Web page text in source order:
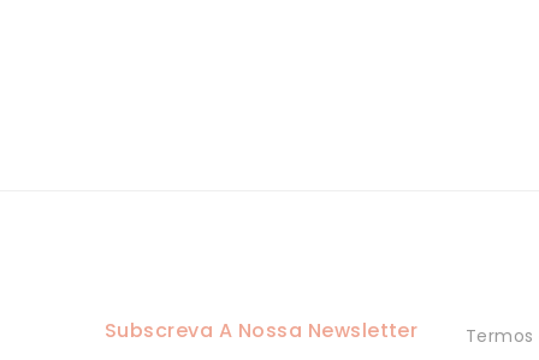
Subscreva A Nossa Newsletter Termos